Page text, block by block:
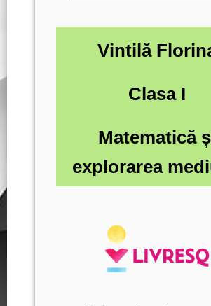
Vintilă
Clasa I
Matematică
explorarea